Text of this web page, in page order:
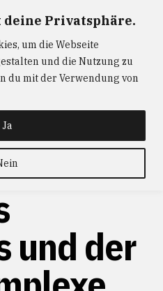
deine Privatsphäre.
um die Webseite
und die Nutzung zu
du mit der Verwendung von
Ja
mit Raum und Zeit
F.
DER
und der